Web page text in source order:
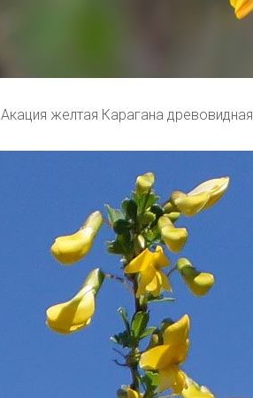
Акация желтая Карагана древовидная